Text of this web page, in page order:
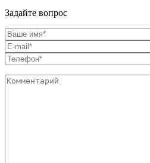
Задайте вопрос